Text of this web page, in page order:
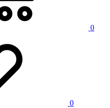
0
0